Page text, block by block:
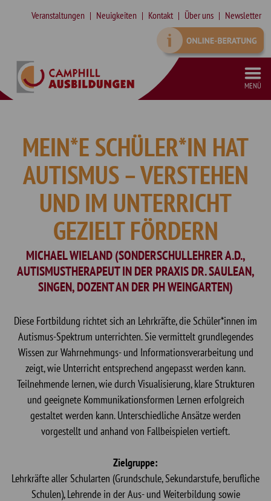
Veranstaltungen Neuigkeiten Kontakt Über uns Newsletter
MENÜ
MEIN*E SCHÜLER*IN HAT
AUTISMUS – VERSTEHEN
UND IM UNTERRICHT
GEZIELT FÖRDERN
MICHAEL WIELAND (SONDERSCHULLEHRER A.D.,
AUTISMUSTHERAPEUT IN DER PRAXIS DR. SAULEAN,
SINGEN, DOZENT AN DER PH WEINGARTEN)
Diese Fortbildung richtet sich an Lehrkräfte, die Schüler*innen im
Autismus-Spektrum unterrichten. Sie vermittelt grundlegendes
Wissen zur Wahrnehmungs- und Informationsverarbeitung und
zeigt, wie Unterricht entsprechend angepasst werden kann.
Teilnehmende lernen, wie durch Visualisierung, klare Strukturen
und geeignete Kommunikationsformen Lernen erfolgreich
gestaltet werden kann. Unterschiedliche Ansätze werden
vorgestellt und anhand von Fallbeispielen vertieft.
Zielgruppe:
Lehrkräfte aller Schularten (Grundschule, Sekundarstufe, berufliche
Schulen), Lehrende in der Aus- und Weiterbildung sowie